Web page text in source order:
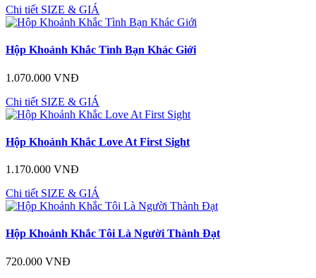
Chi tiết SIZE & GIÁ
Hộp Khoảnh Khắc Tình Bạn Khác Giới
1.070.000 VNĐ
Chi tiết SIZE & GIÁ
Hộp Khoảnh Khắc Love At First Sight
1.170.000 VNĐ
Chi tiết SIZE & GIÁ
Hộp Khoảnh Khắc Tôi Là Người Thành Đạt
720.000 VNĐ